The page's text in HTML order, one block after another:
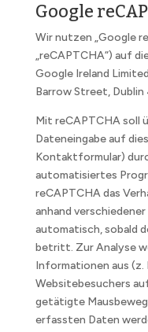
Google
Wir nutzen „Google
„reCAPTCHA“) auf
Google Ireland
Barrow Street, Dublin
Mit reCAPTCHA soll
Dateneingabe auf
Kontaktformular)
automatisiertes
reCAPTCHA das
anhand
automatisch, sobald
betritt. Zur Analyse
Informationen aus (z.
Websitebesuchers
getätigte
erfassten Daten